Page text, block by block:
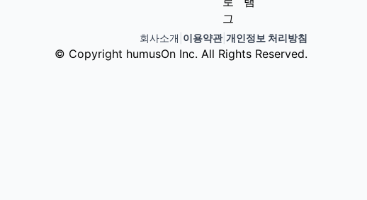
회사소개 이용약관| 개인정보 처리방침
© Copyright humusOn Inc. All Rights Reserved.